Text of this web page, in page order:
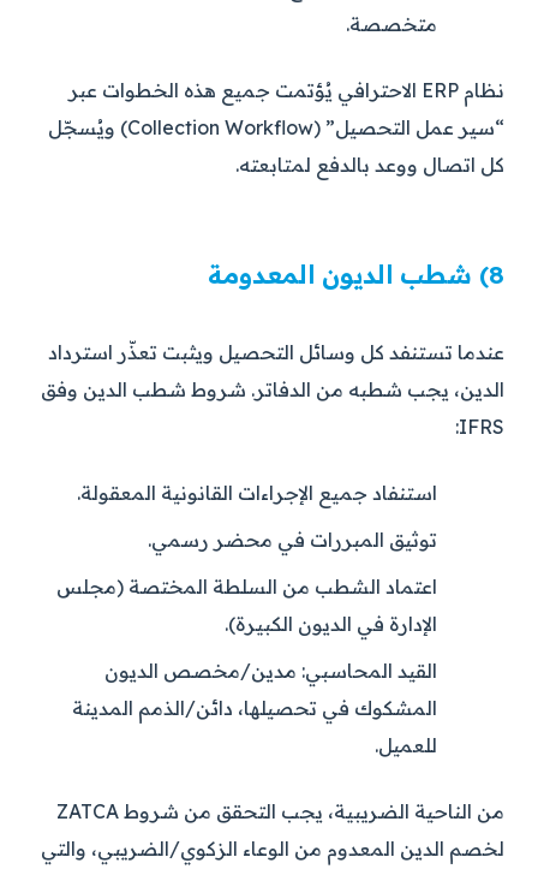
متخصصة.
نظام ERP الاحترافي يُؤتمت جميع هذه الخطوات عبر
“سير عمل التحصيل” (Collection Workflow) ويُسجّل
كل اتصال ووعد بالدفع لمتابعته.
8) شطب الديون المعدومة
عندما تستنفد كل وسائل التحصيل ويثبت تعذّر استرداد
الدين، يجب شطبه من الدفاتر. شروط شطب الدين وفق
IFRS:
استنفاد جميع الإجراءات القانونية المعقولة.
توثيق المبررات في محضر رسمي.
اعتماد الشطب من السلطة المختصة (مجلس
الإدارة في الديون الكبيرة).
القيد المحاسبي: مدين/مخصص الديون
المشكوك في تحصيلها، دائن/الذمم المدينة
للعميل.
من الناحية الضريبية، يجب التحقق من شروط ZATCA
لخصم الدين المعدوم من الوعاء الزكوي/الضريبي، والتي